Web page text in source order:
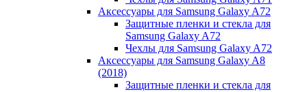
Аксессуары для Samsung Galaxy A72
Защитные пленки и стекла для
Samsung Galaxy A72
Чехлы для Samsung Galaxy A72
Аксессуары для Samsung Galaxy A8
(2018)
Защитные пленки и стекла для